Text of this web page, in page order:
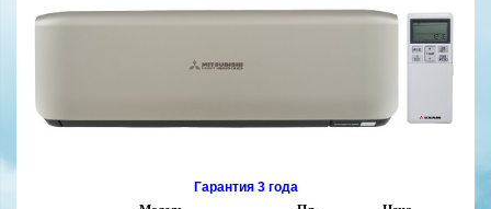
Гарантия 3 года